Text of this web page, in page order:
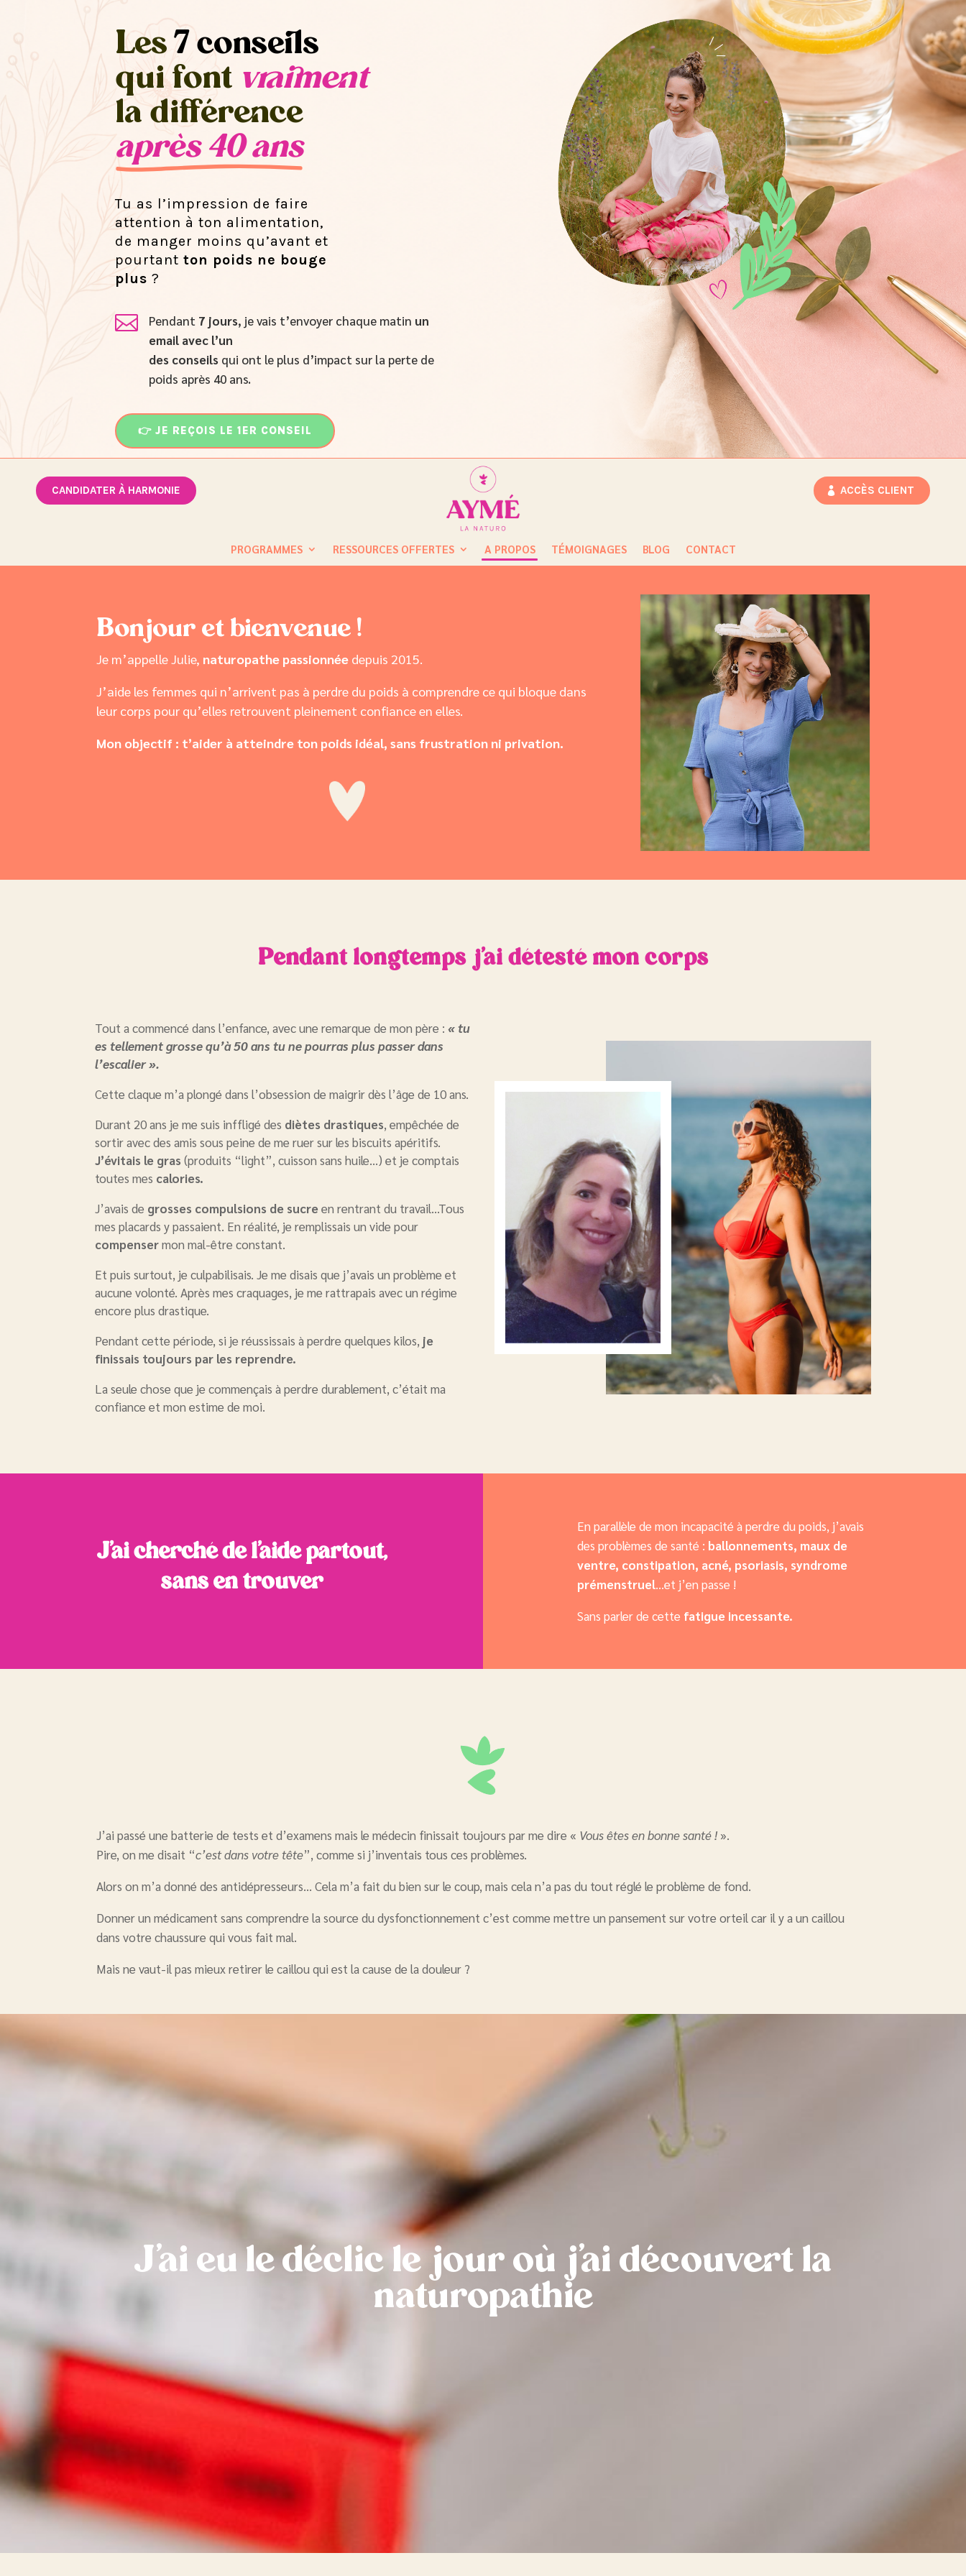
Les7 conseils
qui font vraiment
la différence
après 40 ans
Tu as l’impression de faire
attention à ton alimentation,
de manger moins qu’avant et
pourtant ton poids ne bouge
plus ?
 Pendant 7 jours, je vais t’envoyer chaque matin un
email avec l’un
des conseils qui ont le plus d’impact sur la perte de
poids après 40 ans.
👉 JE REÇOIS LE 1ER CONSEIL
CANDIDATER À HARMONIE ACCÈS CLIENT
PROGRAMMES RESSOURCES OFFERTES A PROPOS TÉMOIGNAGES BLOG CONTACT
Bonjour et bienvenue !
Je m’appelle Julie, naturopathe passionnée depuis 2015.
J’aide les femmes qui n’arrivent pas à perdre du poids à comprendre ce qui bloque dans
leur corps pour qu’elles retrouvent pleinement confiance en elles.
Mon objectif : t’aider à atteindre ton poids idéal, sans frustration ni privation.
Pendant longtemps j’ai détesté mon corps
Tout a commencé dans l’enfance, avec une remarque de mon père : «tu
es tellement grosse qu’à 50 ans tu ne pourras plus passer dans
l’escalier ».
Cette claque m’a plongé dans l’obsession de maigrir dès l’âge de 10 ans.
Durant 20 ans je me suis inffligé des diètes drastiques, empêchée de
sortir avec des amis sous peine de me ruer sur les biscuits apéritifs.
J’évitais le gras (produits “light”, cuisson sans huile…) et je comptais
toutes mes calories.
J’avais de grosses compulsions de sucre en rentrant du travail…Tous
mes placards y passaient. En réalité, je remplissais un vide pour
compensermon mal-être constant.
Et puis surtout, je culpabilisais. Je me disais que j’avais un problème et
aucune volonté. Après mes craquages, je me rattrapais avec un régime
encore plus drastique.
Pendant cette période, si je réussissais à perdre quelques kilos, je
finissais toujours par les reprendre.
La seule chose que je commençais à perdre durablement, c’était ma
confiance et mon estime de moi.
J’ai cherché de l’aide partout,
sans en trouver
En parallèle de mon incapacité à perdre du poids, j’avais
des problèmes de santé : ballonnements, maux de
ventre, constipation, acné, psoriasis, syndrome
prémenstruel…et j’en passe !
Sans parler de cette fatigue incessante.
J’ai passé une batterie de tests et d’examens mais le médecin finissait toujours par me dire « Vous êtes en bonne santé ! ».
Pire, on me disait “c’est dans votre tête”, comme si j’inventais tous ces problèmes.
Alors on m’a donné des antidépresseurs… Cela m’a fait du bien sur le coup, mais cela n’a pas du tout réglé le problème de fond.
Donner un médicament sans comprendre la source du dysfonctionnement c’est comme mettre un pansement sur votre orteil car il y a un caillou
dans votre chaussure qui vous fait mal.
Mais ne vaut-il pas mieux retirer le caillou qui est la cause de la douleur ?
J’ai eu le déclic le jour où j’ai découvert la
naturopathie